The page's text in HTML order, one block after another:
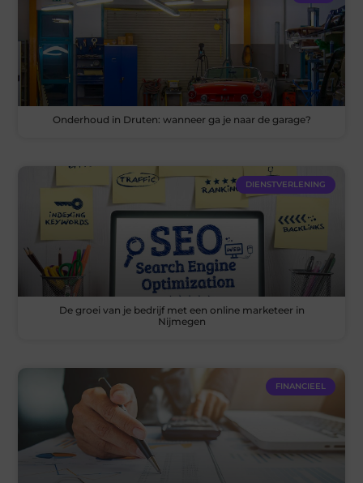
Onderhoud in Druten: wanneer ga je naar de garage?
DIENSTVERLENING
De groei van je bedrijf met een online marketeer in
Nijmegen
FINANCIEEL